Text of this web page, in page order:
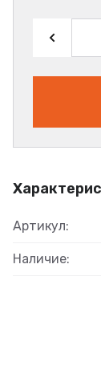
Артикул:
Наличие: